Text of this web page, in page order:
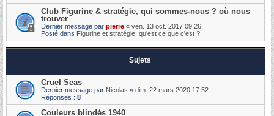
Club Figurine & stratégie, qui sommes-nous ? où nous
trouver
Dernier message par pierre « ven. 13 oct. 2017 09:26
Posté dans Figurine et stratégie, qu'est ce que c'est ?
Sujets
Cruel Seas
Dernier message par Nicolas « dim. 22 mars 2020 17:52
Réponses : 8
Couleurs blindés 1940